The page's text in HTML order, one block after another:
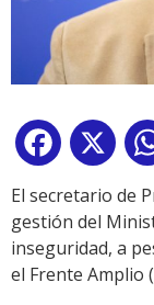
Facebook
X
El secretario de
gestión del
inseguridad, a
el Frente Amplio